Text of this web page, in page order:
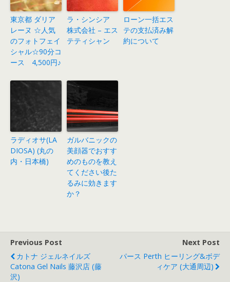
東京都 ダリア
レーヌ ☆人気
のフォトフェイ
シャル☆90分コ
ース 4,500円♪
ラ・シンシア
株式会社 – エス
テティシャン
ローン一括エス
テの支払済み解
約について
ラディオサ(LA
DIOSA) (丸の
内・日本橋)
ガルバニックの
美顔器でおすす
めのものを教え
てください後た
るみに効きます
か？
Previous Post
カトナ ジェルネイルズ
Catona Gel Nails 藤沢店 (藤
沢)
Next Post
パース Perth ヒーリング&ボデ
ィケア (大通周辺)